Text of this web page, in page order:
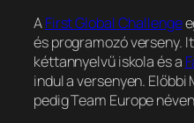
AFirst Global Challenge
és programozó verseny.
kéttannyelvű iskola és a
indul a versenyen.
pedig Team Europe